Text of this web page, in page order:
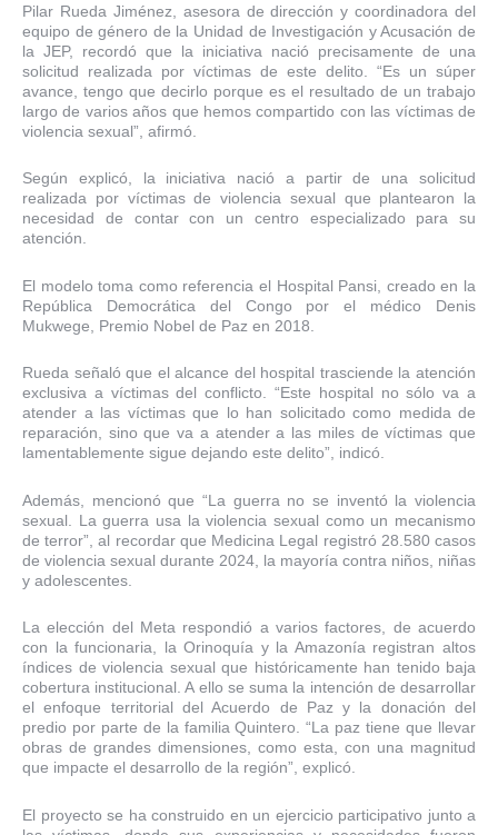
Pilar Rueda Jiménez, asesora de dirección y coordinadora del
equipo de género de la Unidad de Investigación y Acusación de
la JEP, recordó que la iniciativa nació precisamente de una
solicitud realizada por víctimas de este delito. “Es un súper
avance, tengo que decirlo porque es el resultado de un trabajo
largo de varios años que hemos compartido con las víctimas de
violencia sexual”, afirmó.
Según explicó, la iniciativa nació a partir de una solicitud
realizada por víctimas de violencia sexual que plantearon la
necesidad de contar con un centro especializado para su
atención.
El modelo toma como referencia el Hospital Pansi, creado en la
República Democrática del Congo por el médico Denis
Mukwege, Premio Nobel de Paz en 2018.
Rueda señaló que el alcance del hospital trasciende la atención
exclusiva a víctimas del conflicto. “Este hospital no sólo va a
atender a las víctimas que lo han solicitado como medida de
reparación, sino que va a atender a las miles de víctimas que
lamentablemente sigue dejando este delito”, indicó.
Además, mencionó que “La guerra no se inventó la violencia
sexual. La guerra usa la violencia sexual como un mecanismo
de terror”, al recordar que Medicina Legal registró 28.580 casos
de violencia sexual durante 2024, la mayoría contra niños, niñas
y adolescentes.
La elección del Meta respondió a varios factores, de acuerdo
con la funcionaria, la Orinoquía y la Amazonía registran altos
índices de violencia sexual que históricamente han tenido baja
cobertura institucional. A ello se suma la intención de desarrollar
el enfoque territorial del Acuerdo de Paz y la donación del
predio por parte de la familia Quintero. “La paz tiene que llevar
obras de grandes dimensiones, como esta, con una magnitud
que impacte el desarrollo de la región”, explicó.
El proyecto se ha construido en un ejercicio participativo junto a